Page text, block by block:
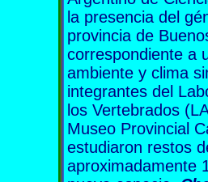
la presencia del
provincia de
correspondiente a
ambiente y clima
integrantes del
los Vertebrados
Museo Provincial
estudiaron restos
aproximadamente